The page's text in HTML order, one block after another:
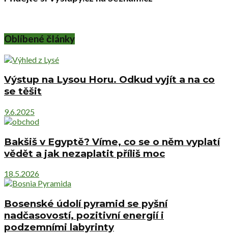
Oblíbené články
Výstup na Lysou Horu. Odkud vyjít a na co
se těšit
9.6.2025
Bakšiš v Egyptě? Víme, co se o něm vyplatí
vědět a jak nezaplatit příliš moc
18.5.2026
Bosenské údolí pyramid se pyšní
nadčasovostí, pozitivní energií i
podzemními labyrinty